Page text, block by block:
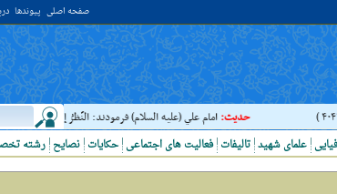
صفحه اصلی پیوندها
حدیث:امام علي (عليه السلام) فرمودند: النَّظرُ إلي العَالِم
رشته نصایح حکایات فعالیت های اجتماعی تالیفات علمای شهید